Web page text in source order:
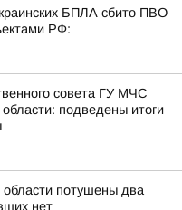
БПЛА сбито ПВО
РФ:
совета ГУ МЧС
подведены итоги
области потушены два
нет